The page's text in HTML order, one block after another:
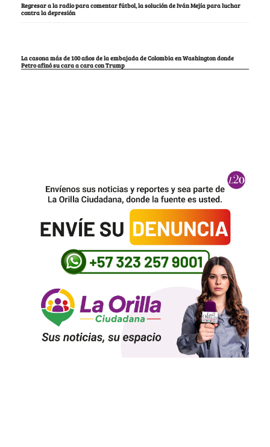
Regresar a la radio para comentar fútbol, la solución de Iván Mejía para luchar
contra la depresión
La casona más de 100 años de la embajada de Colombia en Washington donde
Petro afinó su cara a cara con Trump